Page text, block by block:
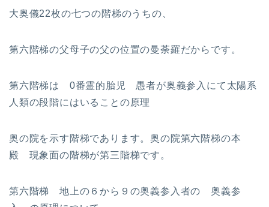
大奥儀22枚の七つの階梯のうちの、
第六階梯の父母子の父の位置の曼荼羅だからです。
第六階梯は 0番霊的胎児 愚者が奥義参入にて太陽系
人類の段階にはいることの原理
奥の院を示す階梯であります。奥の院第六階梯の本
殿 現象面の階梯が第三階梯です。
第六階梯 地上の６から９の奥義参入者の 奥義参